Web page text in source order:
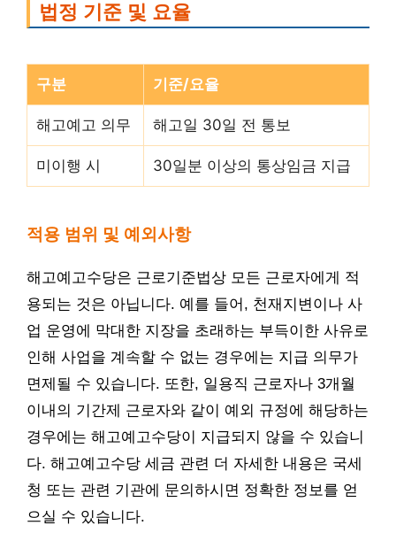
법정 기준 및 요율
구분 기준/요율
해고예고 의무 해고일 30일 전 통보
미이행 시 30일분 이상의 통상임금 지급
적용 범위 및 예외사항
해고예고수당은 근로기준법상 모든 근로자에게 적
용되는 것은 아닙니다. 예를 들어, 천재지변이나 사
업 운영에 막대한 지장을 초래하는 부득이한 사유로
인해 사업을 계속할 수 없는 경우에는 지급 의무가
면제될 수 있습니다. 또한, 일용직 근로자나 3개월
이내의 기간제 근로자와 같이 예외 규정에 해당하는
경우에는 해고예고수당이 지급되지 않을 수 있습니
다. 해고예고수당 세금 관련 더 자세한 내용은 국세
청 또는 관련 기관에 문의하시면 정확한 정보를 얻
으실 수 있습니다.